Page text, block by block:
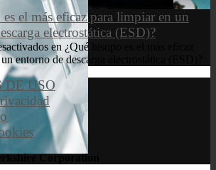
el más eficaz para limpiar en un
electrostática (ESD)?
en ¿Qué hisopo es el más eficaz
un entorno de descarga electrostática (ESD)?
DE USO
Corporation